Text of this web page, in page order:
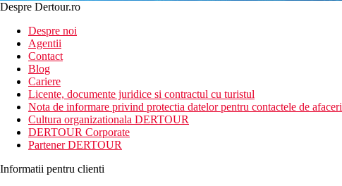
Despre Dertour.ro
Despre noi
Agentii
Contact
Blog
Cariere
Licente, documente juridice si contractul cu turistul
Nota de informare privind protectia datelor pentru contactele de afaceri
Cultura organizationala DERTOUR
DERTOUR Corporate
Partener DERTOUR
Informatii pentru clienti